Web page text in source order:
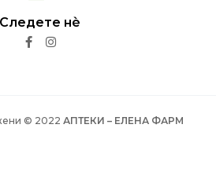
Следете нѐ
© 2022 АПТЕКИ – ЕЛЕНА ФАРМ